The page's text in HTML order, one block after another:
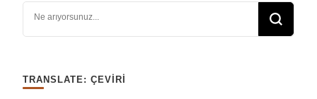
TRANSLATE: ÇEVIRI